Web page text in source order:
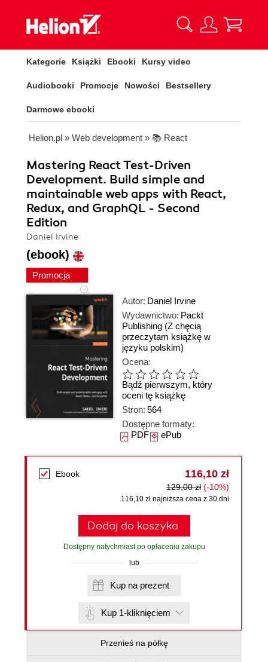
Kategorie Książki Ebooki Kursy video
Audiobooki Promocje Nowości Bestsellery
Darmowe ebooki
Helion.pl » Web development » 📚 React
Mastering React Test-Driven
Development. Build simple and
maintainable web apps with React,
Redux, and GraphQL - Second
Edition
Daniel Irvine
(ebook)
Promocja
Autor: Daniel Irvine
Wydawnictwo: Packt
Publishing (Z chęcią
przeczytam książkę w
języku polskim)
Ocena:
Bądź pierwszym, który
oceni tę książkę
Stron: 564
Dostępne formaty:
PDFePub
Ebook 116,10 zł
129,00 zł (-10%)
116,10 zł najniższa cena z 30 dni
Dodaj do koszyka
Dostępny natychmiast po opłaceniu zakupu
lub
Kup na prezent
Kup 1-kliknięciem
Przenieś na półkę